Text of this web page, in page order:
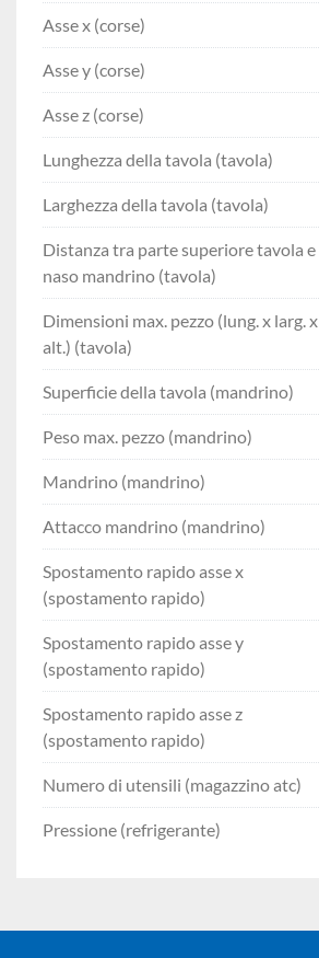
Asse x (corse)
Asse y (corse)
Asse z (corse)
Lunghezza della tavola (tavola)
Larghezza della tavola (tavola)
Distanza tra parte superiore tavola e
naso mandrino (tavola)
Dimensioni max. pezzo (lung. x larg. x
alt.) (tavola)
Superficie della tavola (mandrino)
Peso max. pezzo (mandrino)
Mandrino (mandrino)
Attacco mandrino (mandrino)
Spostamento rapido asse x
(spostamento rapido)
Spostamento rapido asse y
(spostamento rapido)
Spostamento rapido asse z
(spostamento rapido)
Numero di utensili (magazzino atc)
Pressione (refrigerante)